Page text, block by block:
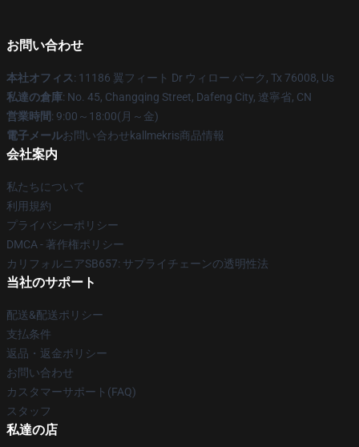
お問い合わせ
本社オフィス: 11186 翼フィート Dr ウィロー パーク, Tx 76008, Us
私達の倉庫: No. 45, Changqing Street, Dafeng City, 遼寧省, CN
営業時間: 9:00～18:00(月～金)
電子メールお問い合わせkallmekris商品情報
会社案内
私たちについて
利用規約
プライバシーポリシー
DMCA - 著作権ポリシー
カリフォルニアSB657: サプライチェーンの透明性法
当社のサポート
配送&配送ポリシー
支払条件
返品・返金ポリシー
お問い合わせ
カスタマーサポート(FAQ)
スタッフ
私達の店